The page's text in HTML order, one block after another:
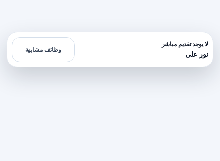
لا يوجد تقديم مباشر
نور على
وظائف مشابهة